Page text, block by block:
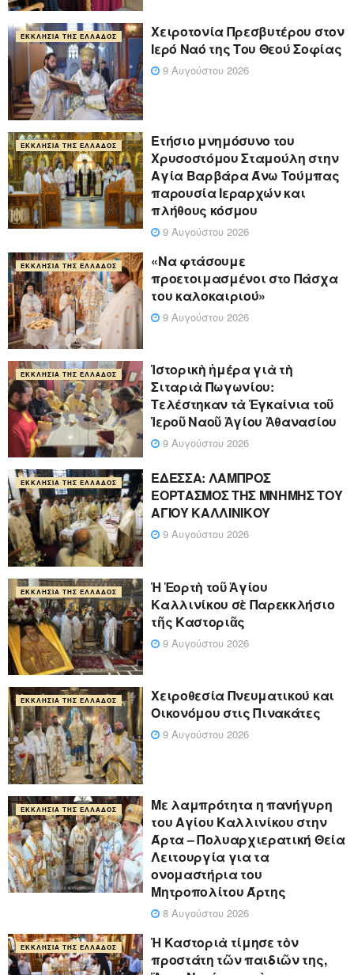
ΕΚΚΛΗΣΊΑ ΤΗΣ ΕΛΛΆΔΟΣ
Χειροτονία Πρεσβυτέρου στον
Ιερό Ναό της Του Θεού Σοφίας
9 Αυγούστου 2026
ΕΚΚΛΗΣΊΑ ΤΗΣ ΕΛΛΆΔΟΣ
Ετήσιο μνημόσυνο του
Χρυσοστόμου Σταμούλη στην
Αγία Βαρβάρα Άνω Τούμπας
παρουσία Ιεραρχών και
πλήθους κόσμου
9 Αυγούστου 2026
ΕΚΚΛΗΣΊΑ ΤΗΣ ΕΛΛΆΔΟΣ
«Να φτάσουμε
προετοιμασμένοι στο Πάσχα
του καλοκαιριού»
9 Αυγούστου 2026
ΕΚΚΛΗΣΊΑ ΤΗΣ ΕΛΛΆΔΟΣ
Ἱστορικὴ ἡμέρα γιὰ τὴ
Σιταριὰ Πωγωνίου:
Τελέστηκαν τὰ Ἐγκαίνια τοῦ
Ἱεροῦ Ναοῦ Ἁγίου Ἀθανασίου
9 Αυγούστου 2026
ΕΚΚΛΗΣΊΑ ΤΗΣ ΕΛΛΆΔΟΣ
ΕΔΕΣΣΑ: ΛΑΜΠΡΟΣ
ΕΟΡΤΑΣΜΟΣ ΤΗΣ ΜΝΗΜΗΣ ΤΟΥ
ΑΓΙΟΥ ΚΑΛΛΙΝΙΚΟΥ
9 Αυγούστου 2026
ΕΚΚΛΗΣΊΑ ΤΗΣ ΕΛΛΆΔΟΣ
Ἡ Ἑορτὴ τοῦ Ἁγίου
Καλλινίκου σὲ Παρεκκλήσιο
τῆς Καστοριᾶς
9 Αυγούστου 2026
ΕΚΚΛΗΣΊΑ ΤΗΣ ΕΛΛΆΔΟΣ
Χειροθεσία Πνευματικού και
Οικονόμου στις Πινακάτες
9 Αυγούστου 2026
ΕΚΚΛΗΣΊΑ ΤΗΣ ΕΛΛΆΔΟΣ
Με λαμπρότητα η πανήγυρη
του Αγίου Καλλινίκου στην
Άρτα – Πολυαρχιερατική Θεία
Λειτουργία για τα
ονομαστήρια του
Μητροπολίτου Άρτης
8 Αυγούστου 2026
ΕΚΚΛΗΣΊΑ ΤΗΣ ΕΛΛΆΔΟΣ
Ἡ Καστοριὰ τίμησε τὸν
προστάτη τῶν παιδιῶν της,